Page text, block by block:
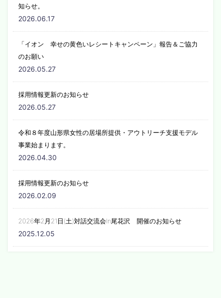
知らせ。
2026.06.17
「イオン 幸せの黄色いレシートキャンペーン」報告＆ご協力
のお願い
2026.05.27
採用情報更新のお知らせ
2026.05.27
令和８年度山形県女性の居場所提供・アウトリーチ支援モデル
事業始まります。
2026.04.30
採用情報更新のお知らせ
2026.02.09
2026年2月21日(土)対話交流会In尾花沢 開催のお知らせ
2025.12.05